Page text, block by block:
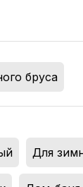
бруса
Для